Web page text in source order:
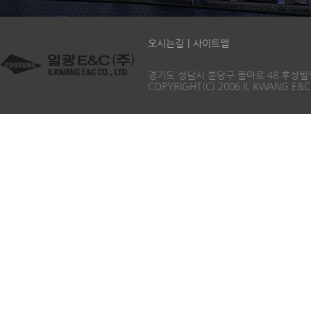
오시는길 사이트맵
경기도 성남시 분당구 돌마로 48 후성
COPYRIGHT(C) 2006 IL KWANG